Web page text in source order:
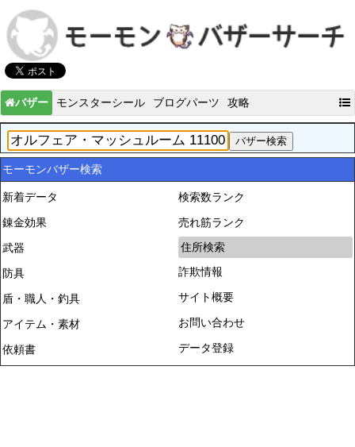
バザー モンスターシール ブログパーツ 攻略
モーモンバザー検索
新着データ
錬金効果
武器
防具
盾・職人・釣具
アイテム・素材
依頼書
検索数ランク
売れ筋ランク
住所検索
詐欺情報
サイト概要
お問い合わせ
データ登録